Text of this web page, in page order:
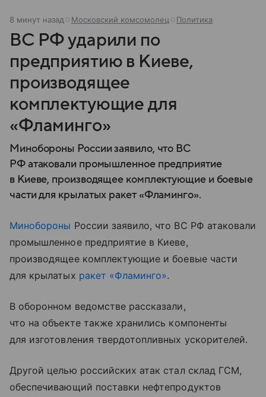
8 минут назад Московский комсомолец Политика
ВС РФ ударили по
предприятию в Киеве,
производящее
комплектующие для
«Фламинго»
Минобороны России заявило, что ВС
РФ атаковали промышленное предприятие
в Киеве, производящее комплектующие и боевые
части для крылатых ракет «Фламинго».
Минобороны России заявило, что ВС РФ атаковали
промышленное предприятие в Киеве,
производящее комплектующие и боевые части
для крылатых ракет «Фламинго».
В оборонном ведомстве рассказали,
что на объекте также хранились компоненты
для изготовления твердотопливных ускорителей.
Другой целью российских атак стал склад ГСМ,
обеспечивающий поставки нефтепродуктов